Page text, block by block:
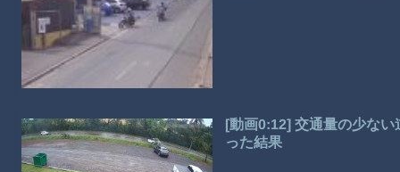
[動画0:12] 交通量の少な
った結果